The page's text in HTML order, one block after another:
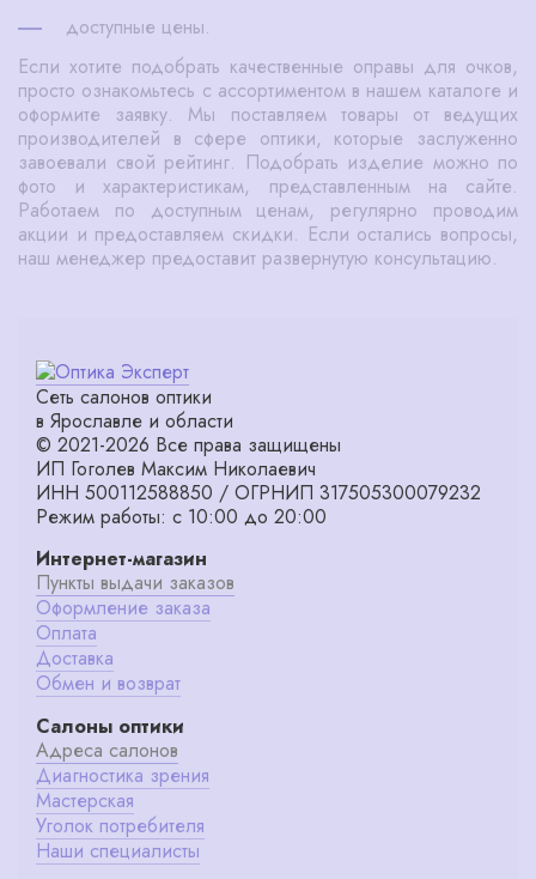
доступные цены.
Если хотите подобрать качественные оправы для очков,
просто ознакомьтесь с ассортиментом в нашем каталоге и
оформите заявку. Мы поставляем товары от ведущих
производителей в сфере оптики, которые заслуженно
завоевали свой рейтинг. Подобрать изделие можно по
фото и характеристикам, представленным на сайте.
Работаем по доступным ценам, регулярно проводим
акции и предоставляем скидки. Если остались вопросы,
наш менеджер предоставит развернутую консультацию.
Сеть салонов оптики
в Ярославле и области
© 2021-2026 Все права защищены
ИП Гоголев Максим Николаевич
ИНН 500112588850 / ОГРНИП 317505300079232
Режим работы: с 10:00 до 20:00
Интернет-магазин
Пункты выдачи заказов
Оформление заказа
Оплата
Доставка
Обмен и возврат
Салоны оптики
Адреса салонов
Диагностика зрения
Мастерская
Уголок потребителя
Наши специалисты